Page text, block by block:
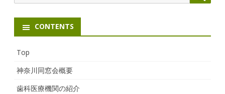
for:
CONTENTS
Top
神奈川同窓会概要
歯科医療機関の紹介